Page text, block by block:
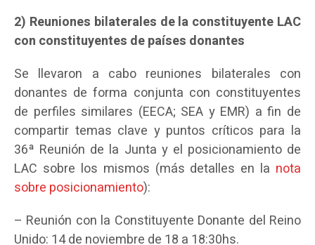
2) Reuniones bilaterales de la constituyente LAC
con constituyentes de países donantes
Se llevaron a cabo reuniones bilaterales con
donantes de forma conjunta con constituyentes
de perfiles similares (EECA; SEA y EMR) a fin de
compartir temas clave y puntos críticos para la
36ª Reunión de la Junta y el posicionamiento de
LAC sobre los mismos (más detalles en la nota
sobre posicionamiento):
– Reunión con la Constituyente Donante del Reino
Unido: 14 de noviembre de 18 a 18:30hs.